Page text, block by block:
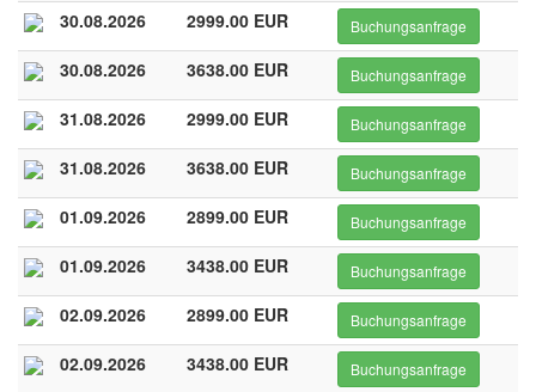
30.08.2026 2999.00 EUR Buchungsanfrage
30.08.2026 3638.00 EUR Buchungsanfrage
31.08.2026 2999.00 EUR Buchungsanfrage
31.08.2026 3638.00 EUR Buchungsanfrage
01.09.2026 2899.00 EUR Buchungsanfrage
01.09.2026 3438.00 EUR Buchungsanfrage
02.09.2026 2899.00 EUR Buchungsanfrage
02.09.2026 3438.00 EUR Buchungsanfrage